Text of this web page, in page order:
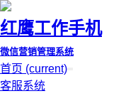
红鹰工作手机
微信营销管理系统
首页 (current)
客服系统